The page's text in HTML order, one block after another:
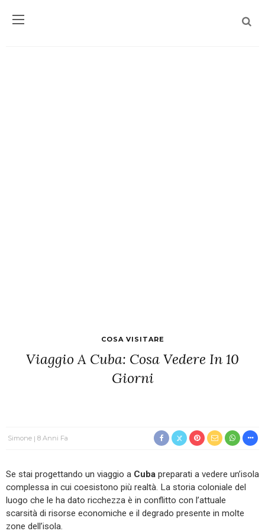
COSA VISITARE
Viaggio A Cuba: Cosa Vedere In 10
Giorni
Simone 8 Anni Fa
Se stai progettando un viaggio a Cuba preparati a vedere un’isola
complessa in cui coesistono più realtà. La storia coloniale del
luogo che le ha dato ricchezza è in conflitto con l’attuale
scarsità di risorse economiche e il degrado presente in molte
zone dell’isola.